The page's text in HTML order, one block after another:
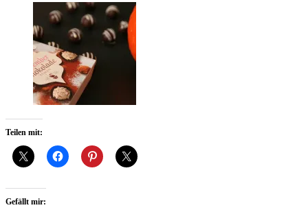
Teilen mit:
Gefällt mir: